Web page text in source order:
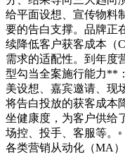
给平面设想、宣传物料
要的告白支撑。品牌正
续降低客户获客成本（
需求的适配性。到年度
型勾当全案施行能力**
美设想、嘉宾邀请、现
将告白投放的获客成本
坐健康度，为客户供给
场控、投手、客服等。
各类营销从动化（MA